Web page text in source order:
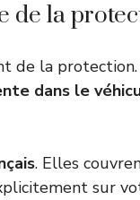
de la
de la
dans le
. Elles
sur